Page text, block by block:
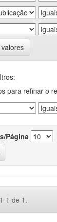
para refinar o
Página
1 de 1.